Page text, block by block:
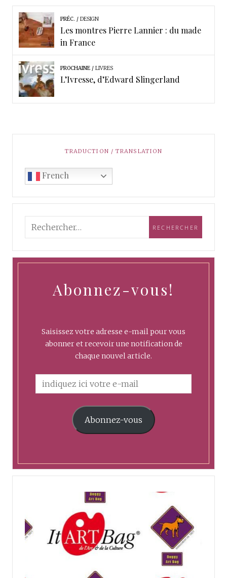
PRÉC. DESIGN
Les montres Pierre Lannier : du made
in France
PROCHAINE LIVRES
L’Ivresse, d’Edward Slingerland
TRADUCTION / TRANSLATION
French
Abonnez-vous!
Saisissez votre adresse e-mail pour vous
abonner et recevoir une notification de
chaque nouvel article.
Abonnez-vous